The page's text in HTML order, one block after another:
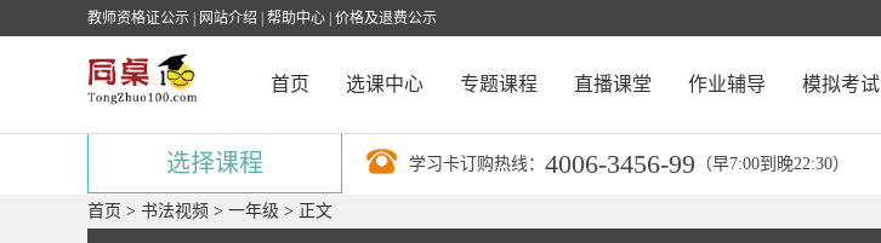
教师资格证公示 网站介绍 帮助中心 价格及退费公示
首页 选课中心 专题课程 直播课堂 作业辅导 模拟考试
学习卡订购热线： 4006-3456-99 （早7:00到晚22:30）
选择课程
首页 > 书法视频 > 一年级 > 正文